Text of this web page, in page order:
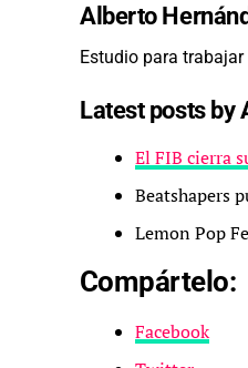
Alberto
Estudio para
Latest posts by
El FIB cierra
Beatshapers
Lemon Pop
Compártelo:
Facebook